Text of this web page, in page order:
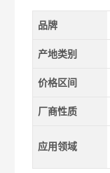
品牌
产地类别
价格区间
厂商性质
应用领域